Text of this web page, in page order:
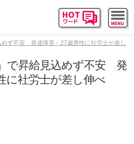
ず不安 発達障害・27歳男性に社労士が差し
で昇給見込めず不安 発
に社労士が差し伸べ